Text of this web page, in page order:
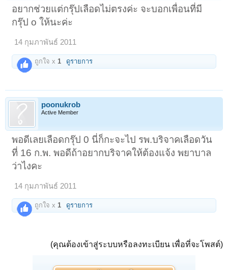
อยากช่วยแต่กรุ๊ปเลือดไม่ตรงค่ะ จะบอกเพื่อนที่มี
กรุ๊ป o ให้นะค่ะ
14 กุมภาพันธ์ 2011
ถูกใจ x 1 ดูรายการ
poonukrob
Active Member
พอดีเลยเลือดกรุ๊ป 0 นี่ก็กะจะไป รพ.บริจาคเลือดวัน
ที่ 16 ก.พ. พอดีถ้าอยากบริจาคให้ต้องแจ้ง พยาบาล
ว่าไงคะ
14 กุมภาพันธ์ 2011
ถูกใจ x1 ดูรายการ
(คุณต้องเข้าสู่ระบบหรือลงทะเบียน เพื่อที่จะโพสต์)